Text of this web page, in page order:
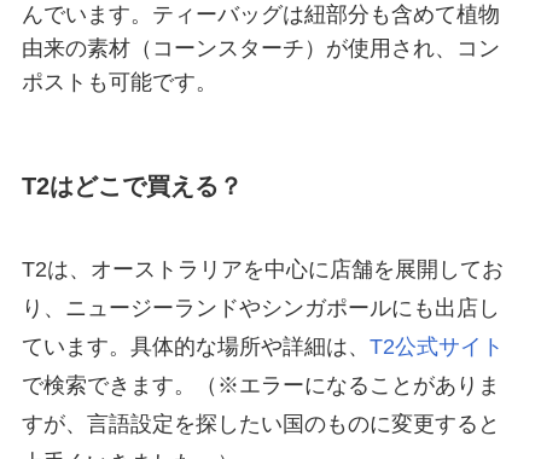
んでいます。ティーバッグは紐部分も含めて植物
由来の素材（コーンスターチ）が使用され、コン
ポストも可能です。
T2はどこで買える？
T2は、オーストラリアを中心に店舗を展開してお
り、ニュージーランドやシンガポールにも出店し
ています。具体的な場所や詳細は、 T2公式サイト
で検索できます。（※エラーになることがありま
すが、言語設定を探したい国のものに変更すると